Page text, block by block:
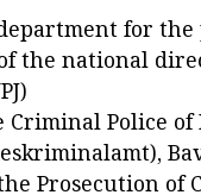
for
the national
Criminal Police of
Prosecution of